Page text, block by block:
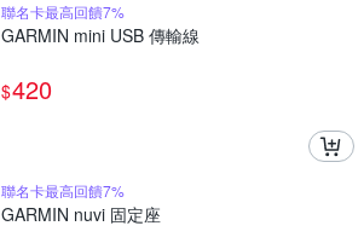
聯名卡最高回饋7%
GARMIN mini USB 傳輸線
$420
聯名卡最高回饋7%
GARMIN nuvi 固定座